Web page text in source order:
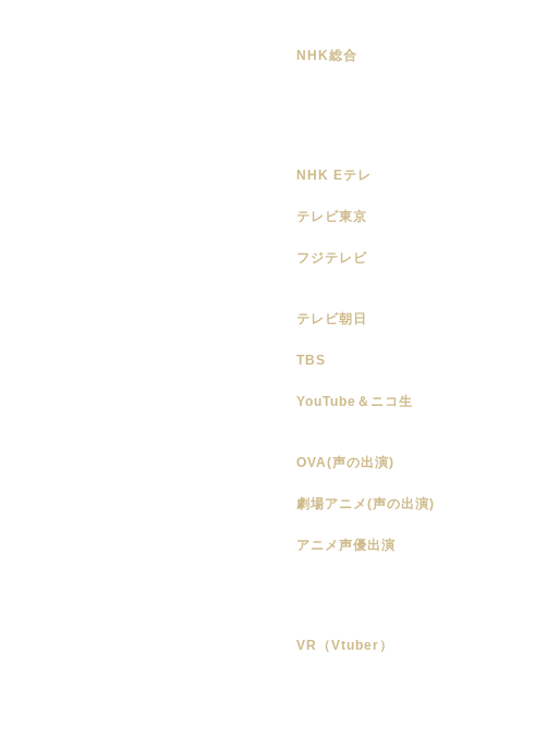
NHK総合
NHK Eテレ
テレビ東京
フジテレビ
テレビ朝日
TBS
YouTube＆ニコ生
OVA(声の出演)
劇場アニメ(声の出演)
アニメ声優出演
VR（Vtuber）